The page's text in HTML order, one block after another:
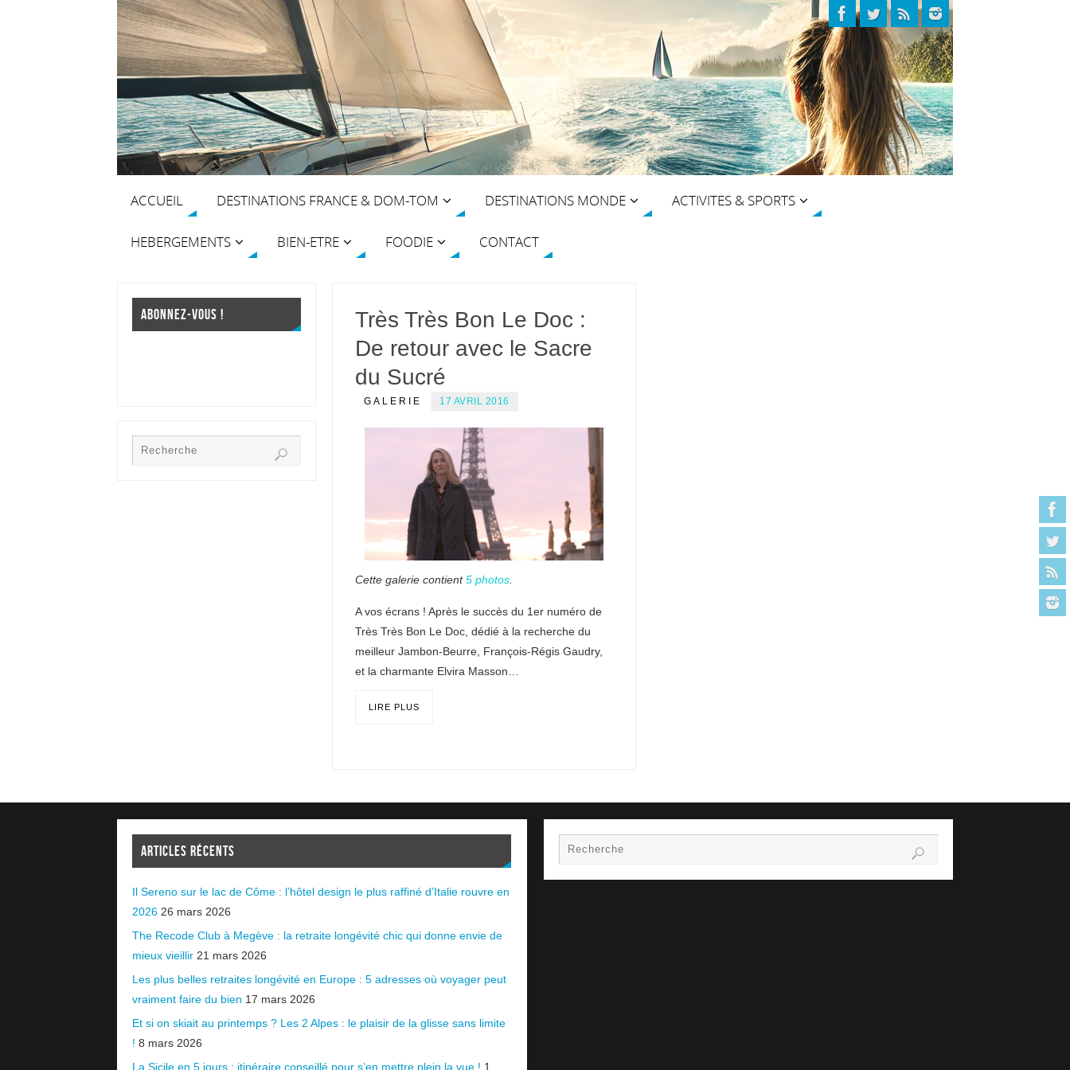
ACCUEIL DESTINATIONS FRANCE & DOM-TOM DESTINATIONS MONDE ACTIVITES & SPORTS
HEBERGEMENTS BIEN-ETRE FOODIE CONTACT
Très Très Bon Le Doc :
De retour avec le Sacre
du Sucré
GALERIE 17 AVRIL 2016
Cette galerie contient5 photos
A vos écrans ! Après le succès du 1er numéro de
Très Très Bon Le Doc, dédié à la recherche du
meilleur Jambon-Beurre, François-Régis Gaudry,
et la charmante Elvira Masson…
LIRE PLUS
ABONNEZ-VOUS !
ARTICLES RÉCENTS
Il Sereno sur le lac de Côme : l’hôtel design le plus raffiné d’Italie rouvre en
2026 26 mars 2026
The Recode Club à Megève : la retraite longévité chic qui donne envie de
mieux vieillir 21 mars 2026
Les plus belles retraites longévité en Europe : 5 adresses où voyager peut
vraiment faire du bien 17 mars 2026
Et si on skiait au printemps ? Les 2 Alpes : le plaisir de la glisse sans limite
! 8 mars 2026
La Sicile en 5 jours : itinéraire conseillé pour s’en mettre plein la vue ! 1